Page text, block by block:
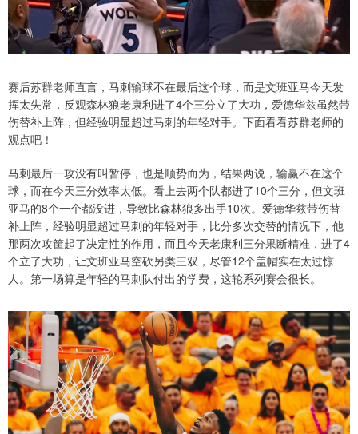
赛后苏群老师直言，马刺输球不在最后这个球，而是文班亚马今天发
挥太失常，反观森林狼老康利进了4个三分立了大功，爱德华兹虽然带
伤替补上阵，但经验明显超过马刺的年轻对手。下面看看苏群老师的
观点吧！
马刺最后一攻没有叫暂停，也是顺势而为，结果两说，输赢不在这个
球，而在今天三分效率太低。看上去两个队都进了10个三分，但文班
亚马的8个一个都没进，导致比森林狼多出手10次。爱德华兹带伤替
补上阵，经验明显超过马刺的年轻对手，比分多次交替的情况下，他
那两次攻筐起了决定性的作用，而且今天老康利三分果断精准，进了4
个立了大功，让文班亚马空砍另类三双，尽管12个盖帽实在太过惊
人。第一场算是年轻的马刺队付出的学费，这轮系列赛会很长。